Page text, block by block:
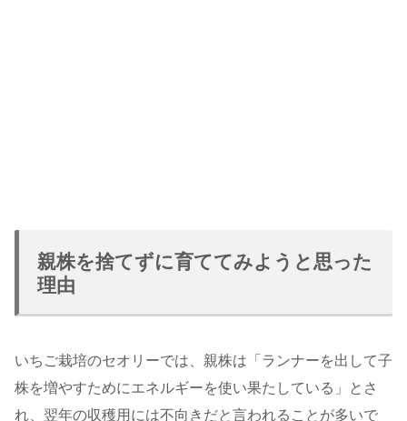
親株を捨てずに育ててみようと思った
理由
いちご栽培のセオリーでは、親株は「ランナーを出して子
株を増やすためにエネルギーを使い果たしている」とさ
れ、翌年の収穫用には不向きだと言われることが多いで